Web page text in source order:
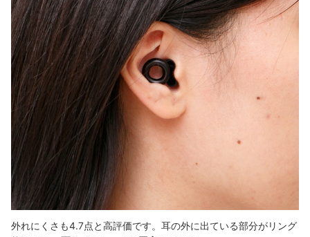
外れにくさも4.7点と高評価です。耳の外に出ている部分がリング